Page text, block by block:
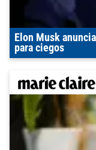
Elon Musk
para ciegos